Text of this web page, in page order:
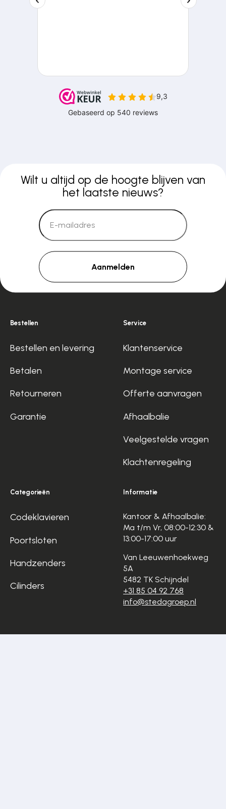
Wilt u altijd op de hoogte blijven van
het laatste nieuws?
Aanmelden
Bestellen
Bestellen en levering
Betalen
Retourneren
Garantie
Service
Klantenservice
Montage service
Offerte aanvragen
Afhaalbalie
Veelgestelde vragen
Klachtenregeling
Categorieën
Codeklavieren
Poortsloten
Handzenders
Cilinders
Informatie
Kantoor & Afhaalbalie:
Ma t/m Vr, 08:00-12:30 &
13:00-17:00 uur
Van Leeuwenhoekweg
5A
5482 TK Schijndel
+31 85 04 92 768
info@stedagroep.nl